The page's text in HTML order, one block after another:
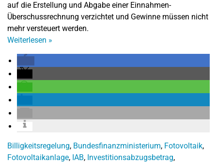
auf die Erstellung und Abgabe einer Einnahmen-
Überschussrechnung verzichtet und Gewinne müssen nicht
mehr versteuert werden.
Weiterlesen »
Billigkeitsregelung, Bundesfinanzministerium, Fotovoltaik,
Fotovoltaikanlage, IAB, Investitionsabzugsbetrag,